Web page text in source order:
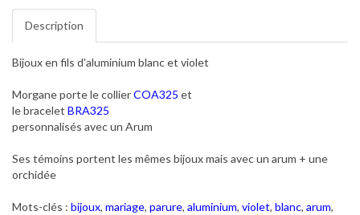
Description
Bijoux en fils d'aluminium blanc et violet
Morgane porte le collierCOA325 et
le bracelet BRA325
personnalisés avec un Arum
Ses témoins portent les mêmes bijoux mais avec un arum + une
orchidée
Mots-clés : bijoux, mariage, parure, aluminium, violet, blanc, arum,